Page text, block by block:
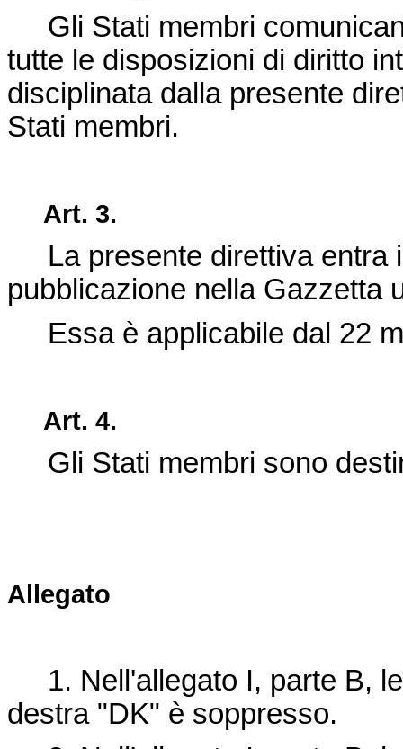
Gli Stati membri
tutte le disposizioni di diritto
disciplinata dalla presente
Stati membri.
Art. 3.
La presente direttiva entra
pubblicazione nella Gazzetta
Essa è applicabile dal 22
Art. 4.
Gli Stati membri sono
Allegato
1. Nell'allegato I, parte B,
destra "DK" è soppresso.